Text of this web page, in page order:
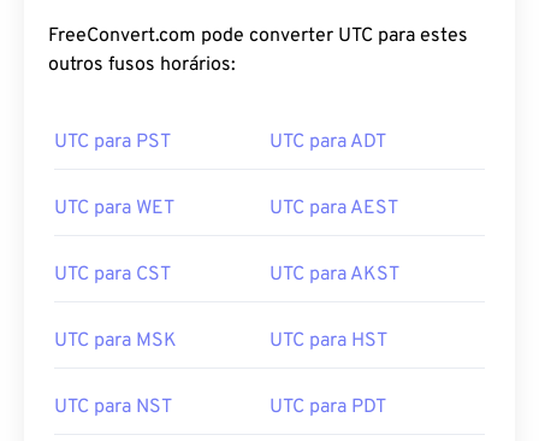
FreeConvert.com pode converter UTC para estes
outros fusos horários:
UTC para PST UTC para ADT
UTC para WET UTC para AEST
UTC para CST UTC para AKST
UTC para MSK UTC para HST
UTC para NST UTC para PDT